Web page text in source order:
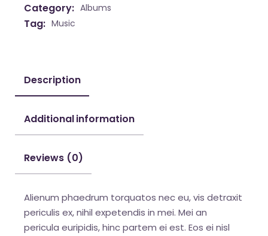
Category: Albums
Tag: Music
Description
Additional information
Reviews (0)
Alienum phaedrum torquatos nec eu, vis detraxit
periculis ex, nihil expetendis in mei. Mei an
pericula euripidis, hinc partem ei est. Eos ei nisl